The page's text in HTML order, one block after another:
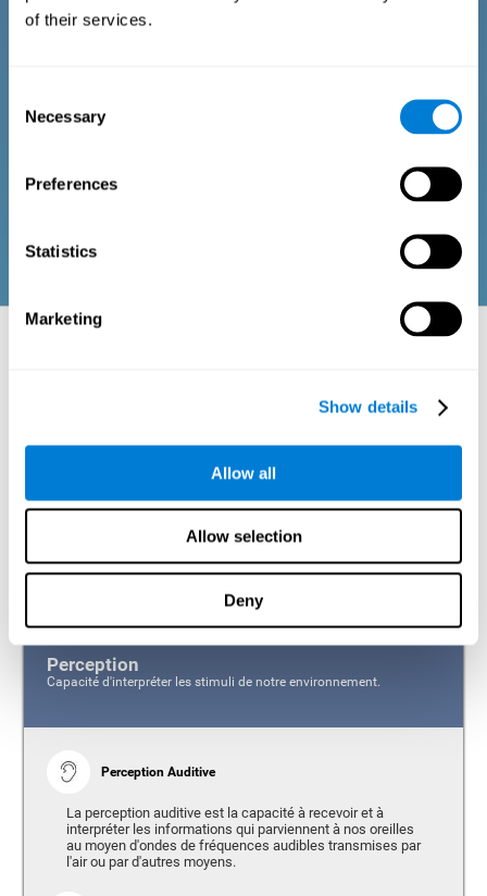
of their services.
Selection
Necessary
Preferences
Statistics
Marketing
Show details
Allow all
Allow selection
Deny
responsable de l'évaluation ou par la personne qui passe le test
d'évaluation cognitive générale. Le questionnaire recueille des
incompréhensions sociales dues à un manque de perception,
etc.) Les questions de chaque domaine sont adaptées aux
routines et aux activités des adultes ou des personnes âgées.
Aspects neuropsychologiques évalués :
La perception est le processus qui nous aide à interagir avec notre
ce processus, notre cerveau est chargé d'intégrer les différents stimuli
perçus, de lui donner une idée de l'ensemble et d'interpréter ces
informations. Les zones cérébrales d'association sont chargées de
réunir les informations perçues par les différents organes sensoriels
afin que nous puissions interagir efficacement avec les stimuli
externes, indépendamment de l'organe sensoriel stimulé.
perception CogniFit (CAB-PC) accorde une grande importance à la
Perception
Capacité d'interpréter les stimuli de notre environnement.
Perception Auditive
La perception auditive est la capacité à recevoir et à
interpréter les informations qui parviennent à nos oreilles
au moyen d'ondes de fréquences audibles transmises par
l'air ou par d'autres moyens.